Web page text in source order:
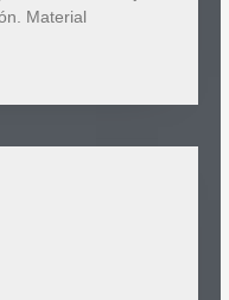
Material